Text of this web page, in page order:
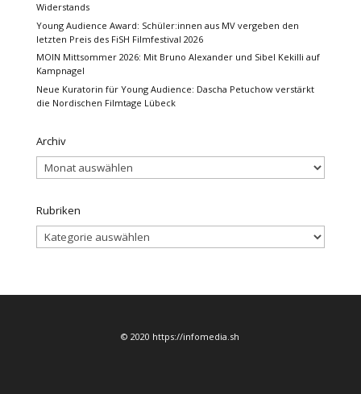
Widerstands
Young Audience Award: Schüler:innen aus MV vergeben den
letzten Preis des FiSH Filmfestival 2026
MOIN Mittsommer 2026: Mit Bruno Alexander und Sibel Kekilli auf
Kampnagel
Neue Kuratorin für Young Audience: Dascha Petuchow verstärkt
die Nordischen Filmtage Lübeck
Archiv
Archiv
Rubriken
Rubriken
© 2020 https://infomedia.sh